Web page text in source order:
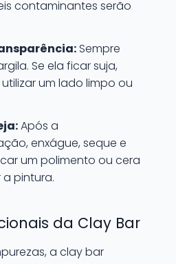
contaminantes serão
Sempre
Se ela ficar suja,
um lado limpo ou
Após a
enxágue, seque e
um polimento ou cera
pintura.
da Clay Bar
a clay bar